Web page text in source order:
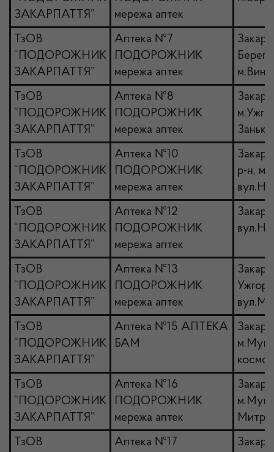
ЗАКАРПАТТЯ”
мережа аптек
ТзОВ
“ПОДОРОЖНИК
ЗАКАРПАТТЯ”
Аптека №7
ПОДОРОЖНИК
мережа аптек
ТзОВ
“ПОДОРОЖНИК
ЗАКАРПАТТЯ”
Аптека №8
ПОДОРОЖНИК
мережа аптек
ТзОВ
“ПОДОРОЖНИК
ЗАКАРПАТТЯ”
Аптека №10
ПОДОРОЖНИК
мережа аптек
р-н,
ТзОВ
“ПОДОРОЖНИК
ЗАКАРПАТТЯ”
Аптека №12
ПОДОРОЖНИК
мережа аптек
ТзОВ
“ПОДОРОЖНИК
ЗАКАРПАТТЯ”
Аптека №13
ПОДОРОЖНИК
мережа аптек
ТзОВ
“ПОДОРОЖНИК
ЗАКАРПАТТЯ”
Аптека №15 АПТЕКА
БАМ
ТзОВ
“ПОДОРОЖНИК
ЗАКАРПАТТЯ”
Аптека №16
ПОДОРОЖНИК
мережа аптек
ТзОВ
Аптека №17